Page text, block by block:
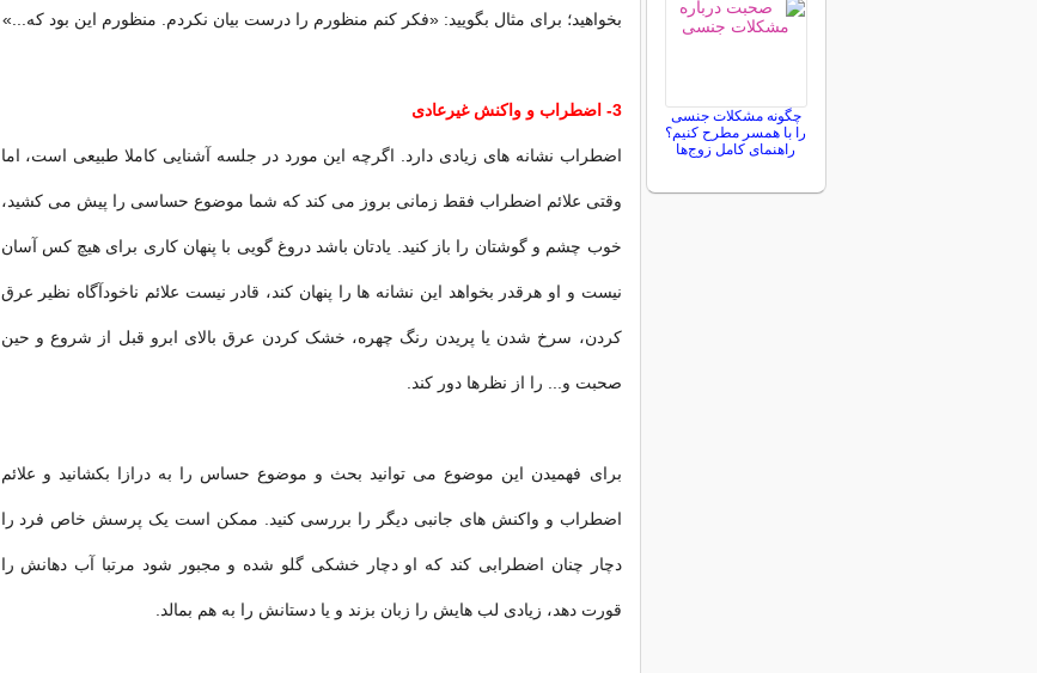
بخواهید؛ برای مثال بگویید: «فکر کنم منظورم را درست بیان نکردم. منظورم این بود که...»
3- اضطراب و واکنش غیرعادی
اضطراب نشانه های زیادی دارد. اگرچه این مورد در جلسه آشنایی کاملا طبیعی است، اما
وقتی علائم اضطراب فقط زمانی بروز می کند که شما موضوع حساسی را پیش می کشید،
خوب چشم و گوشتان را باز کنید. یادتان باشد دروغ گویی با پنهان کاری برای هیچ کس آسان
نیست و او هرقدر بخواهد این نشانه ها را پنهان کند، قادر نیست علائم ناخودآگاه نظیر عرق
کردن، سرخ شدن یا پریدن رنگ چهره، خشک کردن عرق بالای ابرو قبل از شروع و حین
صحبت و... را از نظرها دور کند.
برای فهمیدن این موضوع می توانید بحث و موضوع حساس را به درازا بکشانید و علائم
اضطراب و واکنش های جانبی دیگر را بررسی کنید. ممکن است یک پرسش خاص فرد را
دچار چنان اضطرابی کند که او دچار خشکی گلو شده و مجبور شود مرتبا آب دهانش را
قورت دهد، زیادی لب هایش را زبان بزند و یا دستانش را به هم بمالد.
چگونه مشکلات جنسی
را با همسر مطرح کنیم؟
راهنمای کامل زوج‌ها